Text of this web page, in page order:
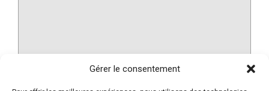
Gérer le consentement